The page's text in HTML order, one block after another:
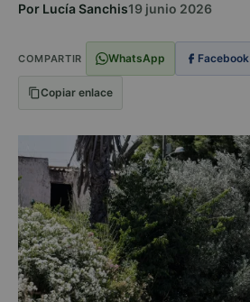
Por Lucía Sanchis19 junio 2026
COMPARTIR WhatsApp Facebook
Copiar enlace